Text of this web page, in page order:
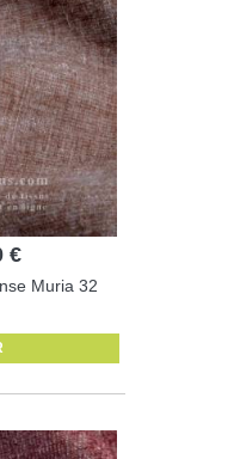
€
Muria 32